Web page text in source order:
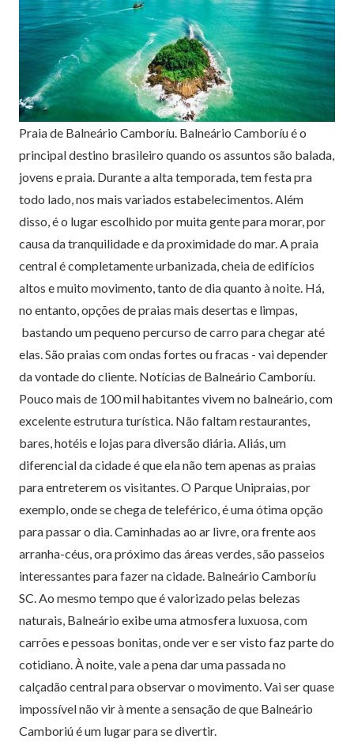
Praia de Balneário Camboríu. Balneário Camboríu é o
principal destino brasileiro quando os assuntos são balada,
jovens e praia. Durante a alta temporada, tem festa pra
todo lado, nos mais variados estabelecimentos. Além
disso, é o lugar escolhido por muita gente para morar, por
causa da tranquilidade e da proximidade do mar. A praia
central é completamente urbanizada, cheia de edifícios
altos e muito movimento, tanto de dia quanto à noite. Há,
no entanto, opções de praias mais desertas e limpas,
bastando um pequeno percurso de carro para chegar até
elas. São praias com ondas fortes ou fracas - vai depender
da vontade do cliente. Notícias de Balneário Camboríu.
Pouco mais de 100 mil habitantes vivem no balneário, com
excelente estrutura turística. Não faltam restaurantes,
bares, hotéis e lojas para diversão diária. Aliás, um
diferencial da cidade é que ela não tem apenas as praias
para entreterem os visitantes. O Parque Unipraias, por
exemplo, onde se chega de teleférico, é uma ótima opção
para passar o dia. Caminhadas ao ar livre, ora frente aos
arranha-céus, ora próximo das áreas verdes, são passeios
interessantes para fazer na cidade. Balneário Camboríu
SC. Ao mesmo tempo que é valorizado pelas belezas
naturais, Balneário exibe uma atmosfera luxuosa, com
carrões e pessoas bonitas, onde ver e ser visto faz parte do
cotidiano. À noite, vale a pena dar uma passada no
calçadão central para observar o movimento. Vai ser quase
impossível não vir à mente a sensação de que Balneário
Camboriú é um lugar para se divertir.